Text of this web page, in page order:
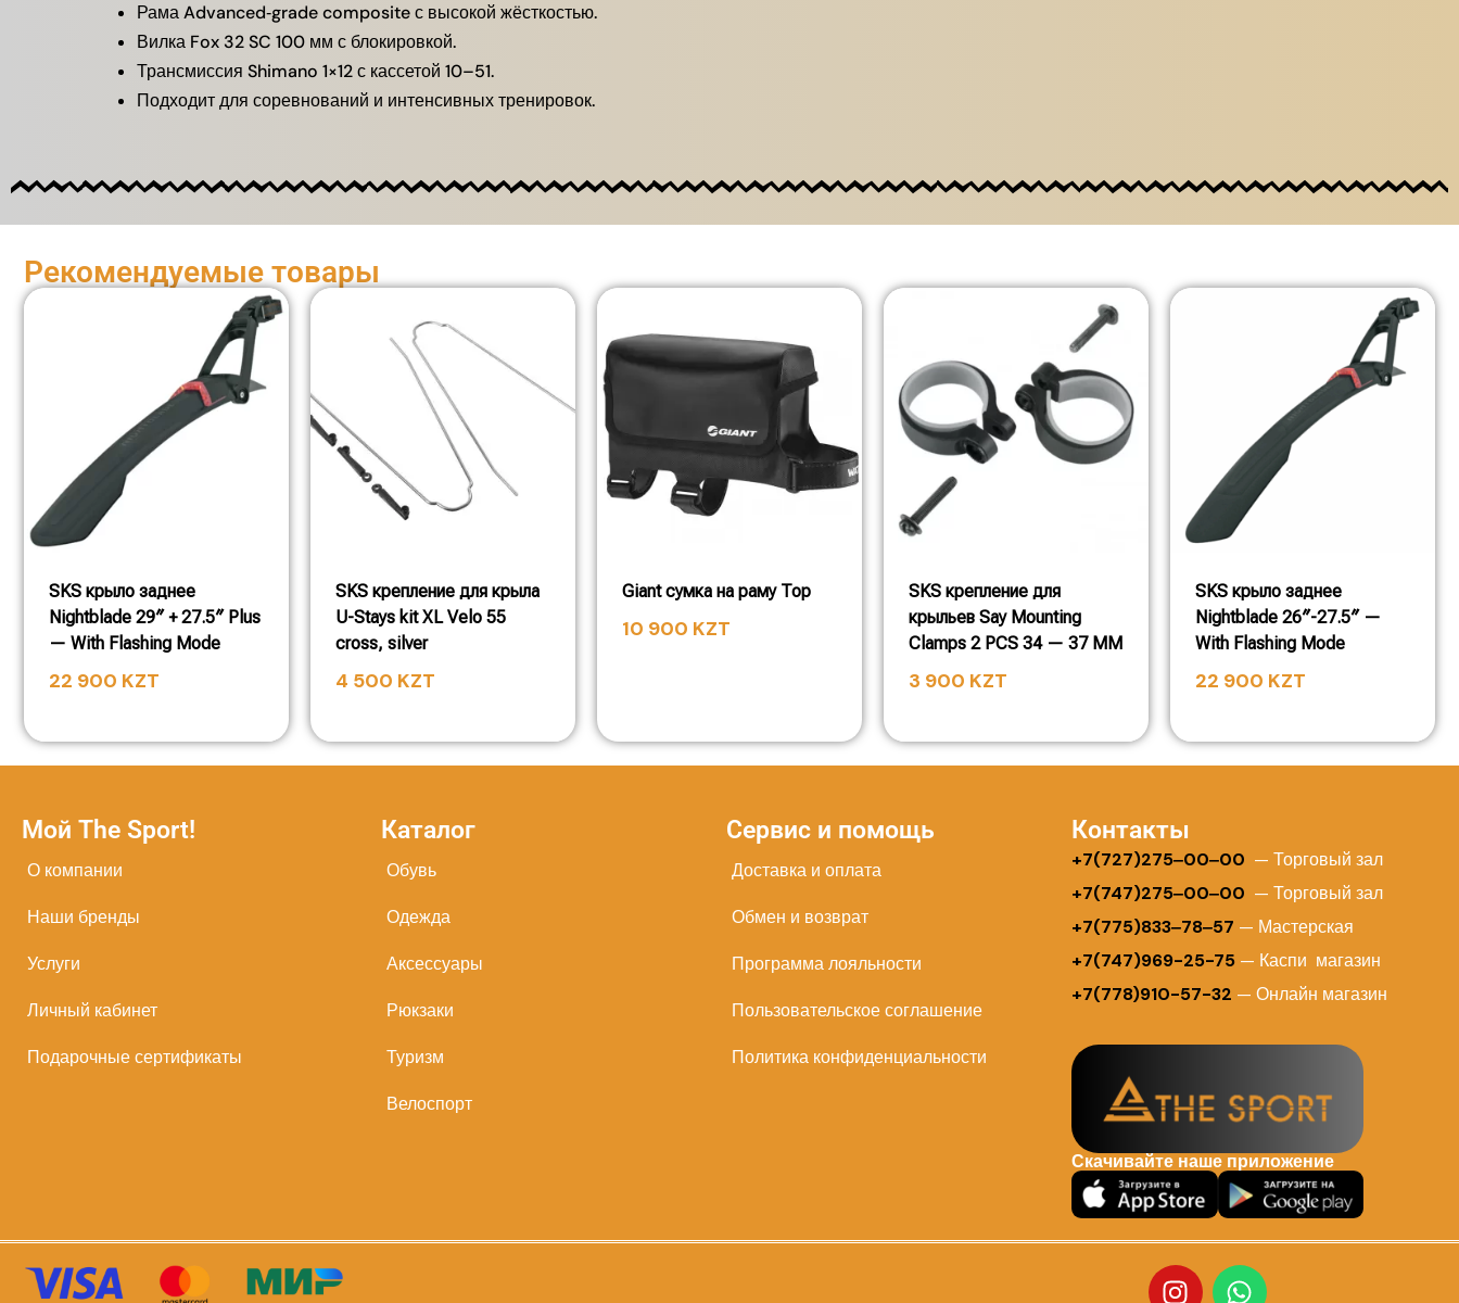
Рама Advanced‑grade composite с высокой жёсткостью.
Вилка Fox 32 SC 100 мм с блокировкой.
Трансмиссия Shimano 1×12 с кассетой 10–51.
Подходит для соревнований и интенсивных тренировок.
Рекомендуемые товары
SKS крыло заднее
Nightblade 29″ + 27.5″ Plus
— With Flashing Mode
22 900 KZT
SKS крепление для крыла
U-Stays kit XL Velo 55
cross, silver
4 500 KZT
Giant сумка на раму Top
10 900 KZT
SKS крепление для
крыльев Say Mounting
Clamps 2 PCS 34 — 37 MM
3 900 KZT
SKS крыло заднее
Nightblade 26″-27.5″ —
With Flashing Mode
22 900 KZT
Мой The Sport!
О компании
Наши бренды
Услуги
Личный кабинет
Подарочные сертификаты
Каталог
Обувь
Одежда
Аксессуары
Рюкзаки
Туризм
Велоспорт
Сервис и помощь
Доставка и оплата
Обмен и возврат
Программа лояльности
Пользовательское соглашение
Политика конфиденциальности
Контакты
+7(727)275‒00‒00 — Торговый зал
+7(747)275‒00‒00 — Торговый зал
+7(775)833‒78‒57 — Мастерская
+7(747)969-25-75— Каспи магазин
+7(778)910-57-32 — Онлайн магазин
Скачивайте наше приложение